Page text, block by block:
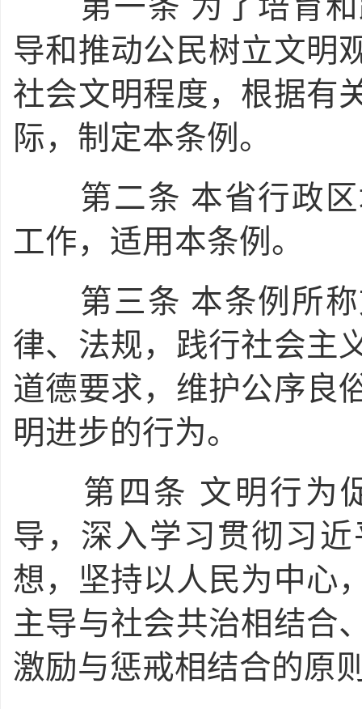
第一条 为了培育
导和推动公民树立文明
社会文明程度，根据有
际，制定本条例。
第二条 本省行政
工作，适用本条例。
第三条 本条例所
律、法规，践行社会主
道德要求，维护公序良
明进步的行为。
第四条 文明行为
导，深入学习贯彻习
想，坚持以人民为中心
主导与社会共治相结合
激励与惩戒相结合的原